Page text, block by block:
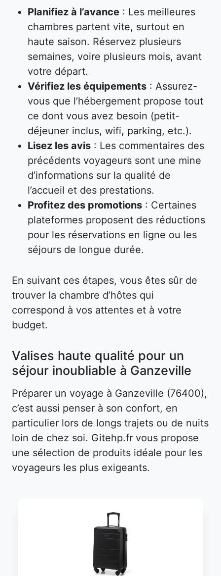
Planifiez à l’avance : Les meilleures
chambres partent vite, surtout en
haute saison. Réservez plusieurs
semaines, voire plusieurs mois, avant
votre départ.
Vérifiez les équipements : Assurez-
vous que l’hébergement propose tout
ce dont vous avez besoin (petit-
déjeuner inclus, wifi, parking, etc.).
Lisez les avis : Les commentaires des
précédents voyageurs sont une mine
d’informations sur la qualité de
l’accueil et des prestations.
Profitez des promotions : Certaines
plateformes proposent des réductions
pour les réservations en ligne ou les
séjours de longue durée.
En suivant ces étapes, vous êtes sûr de
trouver la chambre d’hôtes qui
correspond à vos attentes et à votre
budget.
Valises haute qualité pour un
séjour inoubliable à Ganzeville
Préparer un voyage à Ganzeville (76400),
c’est aussi penser à son confort, en
particulier lors de longs trajets ou de nuits
loin de chez soi. Gitehp.fr vous propose
une sélection de produits idéale pour les
voyageurs les plus exigeants.